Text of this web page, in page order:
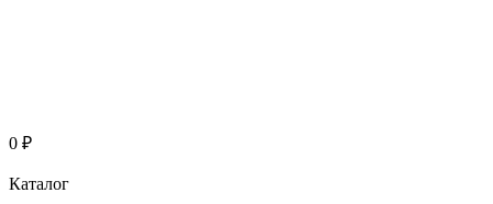
0 ₽
Каталог